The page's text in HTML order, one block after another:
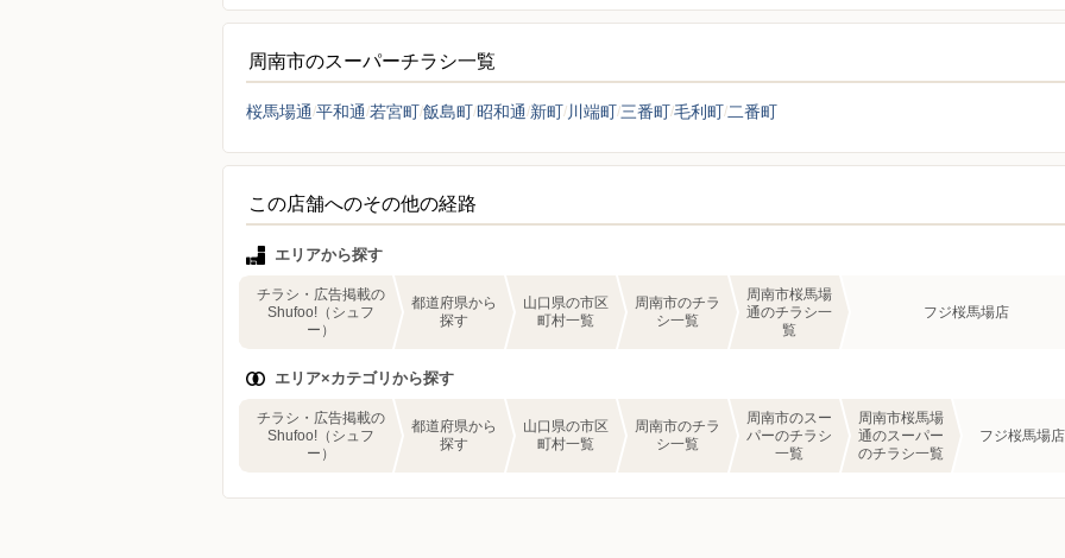
周南市のスーパーチラシ一覧
桜馬場通 平和通 若宮町飯島町 昭和通 新町 川端町 三番町毛利町 二番町
この店舗へのその他の経路
エリアから探す
チラシ・広告掲載の
Shufoo!（シュフ
ー）
都道府県から
探す
山口県の市区
町村一覧
周南市のチラ
シ一覧
周南市桜馬場
通のチラシ一
覧
フジ桜馬場店
エリア×カテゴリから探す
チラシ・広告掲載の
Shufoo!（シュフ
ー）
都道府県から
探す
山口県の市区
町村一覧
周南市のチラ
シ一覧
周南市のスー
パーのチラシ
一覧
周南市桜馬場
通のスーパー
のチラシ一覧
フジ桜馬場店